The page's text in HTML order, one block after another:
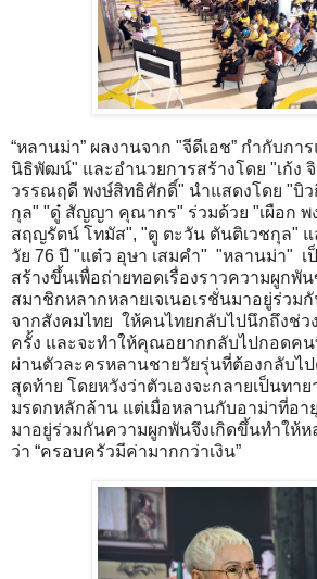
“หลานม่า” ผลงานจาก "จีดีเอช” กำกับก
นิธิพัฒน์" และอำนวยการสร้างโดย "เก้ง
วรรณฤดี พงษ์สิทธิศักดิ์" นำแสดงโดย "บิ
กุล" "ดู๋ สัญญา คุณากร" ร่วมด้วย "เผือก พ
สฤญรัตน์ โทมัส", "ตู ตะวัน ตันติเวชกุล"
วัย 76 ปี "แต๋ว อุษา เสมคำ" "หลานม่า" เ
สร้างขึ้นเพื่อถ่ายทอดเรื่องราวความผูกพั
สมาชิกหลากหลายเจเนอเรชั่นมาอยู่ร่วม
จากสังคมไทย ให้คนไทยกลับไปนึกถึงช่ว
ครั้ง และจะทำให้คุณอยากกลับไปกอดคน
ผ่านตัวละครหลานชายวัยรุ่นที่ต้องกลับไ
สุดท้าย โดยหวังว่าตัวเองจะกลายเป็นทา
มรดกหลักล้าน แต่เมื่อหลานกับอาม่าที่อา
มาอยู่ร่วมกันความผูกพันจึงเกิดขึ้นทำให้ห
ว่า “ครอบครัวมีค่ามากกว่าเงิน”